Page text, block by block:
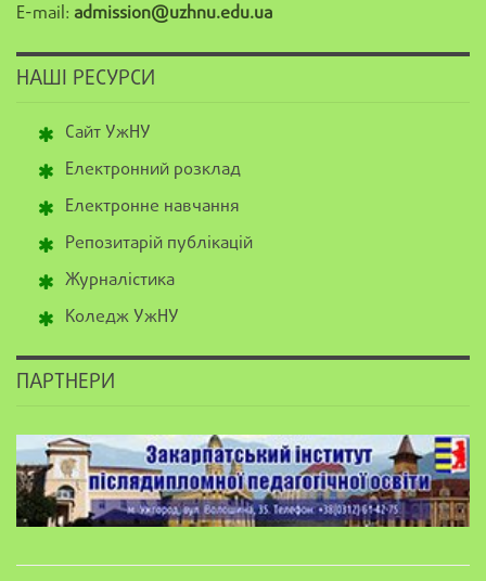
E-mail: admission@uzhnu.edu.ua
НАШІ РЕСУРСИ
Сайт УжНУ
Електронний розклад
Електронне навчання
Репозитарій публікацій
Журналістика
Коледж УжНУ
ПАРТНЕРИ